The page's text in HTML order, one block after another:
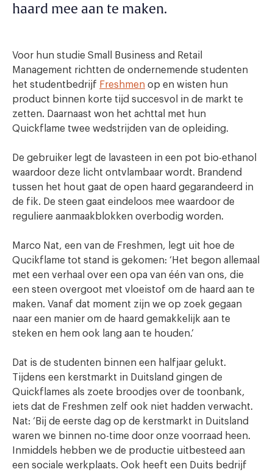
haard mee aan te maken.
Voor hun studie Small Business and Retail
Management richtten de ondernemende studenten
het studentbedrijf Freshmen op en wisten hun
product binnen korte tijd succesvol in de markt te
zetten. Daarnaast won het achttal met hun
Quickflame twee wedstrijden van de opleiding.
De gebruiker legt de lavasteen in een pot bio-ethanol
waardoor deze licht ontvlambaar wordt. Brandend
tussen het hout gaat de open haard gegarandeerd in
de fik. De steen gaat eindeloos mee waardoor de
reguliere aanmaakblokken overbodig worden.
Marco Nat, een van de Freshmen, legt uit hoe de
Qucikflame tot stand is gekomen: ‘Het begon allemaal
met een verhaal over een opa van één van ons, die
een steen overgoot met vloeistof om de haard aan te
maken. Vanaf dat moment zijn we op zoek gegaan
naar een manier om de haard gemakkelijk aan te
steken en hem ook lang aan te houden.’
Dat is de studenten binnen een halfjaar gelukt.
Tijdens een kerstmarkt in Duitsland gingen de
Quickflames als zoete broodjes over de toonbank,
iets dat de Freshmen zelf ook niet hadden verwacht.
Nat: ‘Bij de eerste dag op de kerstmarkt in Duitsland
waren we binnen no-time door onze voorraad heen.
Inmiddels hebben we de productie uitbesteed aan
een sociale werkplaats. Ook heeft een Duits bedrijf